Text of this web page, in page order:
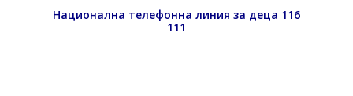
Национална телефонна линия за деца 116
111